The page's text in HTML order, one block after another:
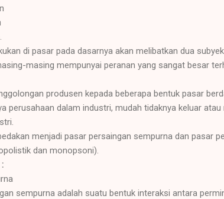
di pasar pada dasarnya akan melibatkan dua
masing mempunyai peranan yang sangat besar
produsen kepada beberapa bentuk pasar
perusahaan dalam industri, mudah tidaknya keluar
menjadi pasar persaingan sempurna dan pasar
dan monopsoni).
sempurna adalah suatu bentuk interaksi antara